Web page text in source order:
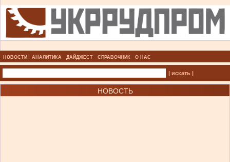
НОВОСТИ АНАЛИТИКА ДАЙДЖЕСТ СПРАВОЧНИК О НАС
| искать |
НОВОСТЬ